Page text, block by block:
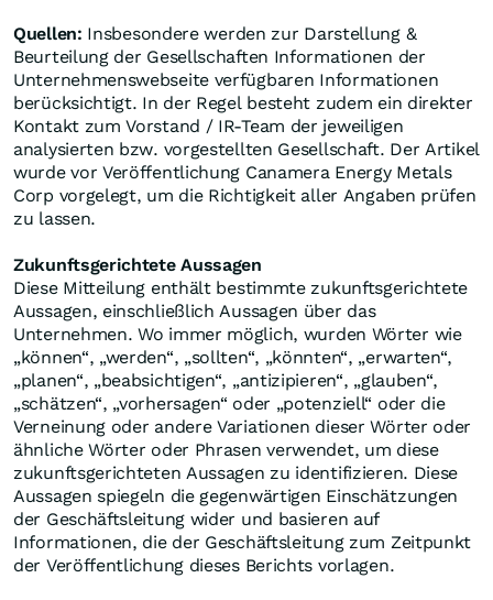
Quellen: Insbesondere werden zur Darstellung &
Beurteilung der Gesellschaften Informationen der
Unternehmenswebseite verfügbaren Informationen
berücksichtigt. In der Regel besteht zudem ein direkter
Kontakt zum Vorstand / IR-Team der jeweiligen
analysierten bzw. vorgestellten Gesellschaft. Der Artikel
wurde vor Veröffentlichung Canamera Energy Metals
Corp vorgelegt, um die Richtigkeit aller Angaben prüfen
zu lassen.
Zukunftsgerichtete Aussagen
Diese Mitteilung enthält bestimmte zukunftsgerichtete
Aussagen, einschließlich Aussagen über das
Unternehmen. Wo immer möglich, wurden Wörter wie
„können“, „werden“, „sollten“, „könnten“, „erwarten“,
„planen“, „beabsichtigen“, „antizipieren“, „glauben“,
„schätzen“, „vorhersagen“ oder „potenziell“ oder die
Verneinung oder andere Variationen dieser Wörter oder
ähnliche Wörter oder Phrasen verwendet, um diese
zukunftsgerichteten Aussagen zu identifizieren. Diese
Aussagen spiegeln die gegenwärtigen Einschätzungen
der Geschäftsleitung wider und basieren auf
Informationen, die der Geschäftsleitung zum Zeitpunkt
der Veröffentlichung dieses Berichts vorlagen.